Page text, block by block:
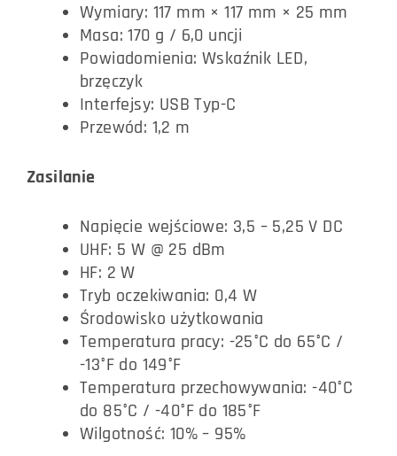
Wymiary: 117 mm × 117 mm × 25 mm
Masa: 170 g / 6,0 uncji
Powiadomienia: Wskaźnik LED,
brzęczyk
Interfejsy: USB Typ-C
Przewód: 1,2 m
Zasilanie
Napięcie wejściowe: 3,5 – 5,25 V DC
UHF: 5 W @ 25 dBm
HF: 2 W
Tryb oczekiwania: 0,4 W
Środowisko użytkowania
Temperatura pracy: -25°C do 65°C /
-13°F do 149°F
Temperatura przechowywania: -40°C
do 85°C / -40°F do 185°F
Wilgotność: 10% – 95%